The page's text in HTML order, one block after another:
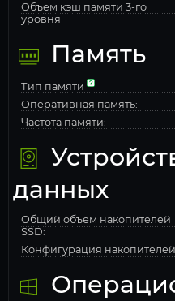
Объем кэш памяти 3-го
уровня
Память
Тип памяти
Оперативная память:
Частота памяти:
данных
Общий объем накопителей
SSD:
Конфигурация